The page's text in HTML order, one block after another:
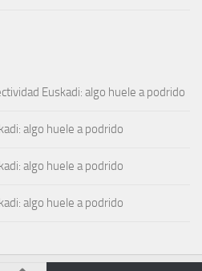
Euskadi: algo huele a podrido
algo huele a podrido
algo huele a podrido
algo huele a podrido